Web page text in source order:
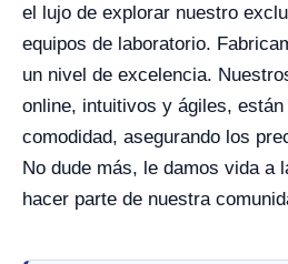
el lujo de explorar nuestro
equipos de laboratorio.
un nivel de excelencia.
online, intuitivos y ágiles,
comodidad, asegurando los
No dude más, le damos vida a
hacer parte de nuestra